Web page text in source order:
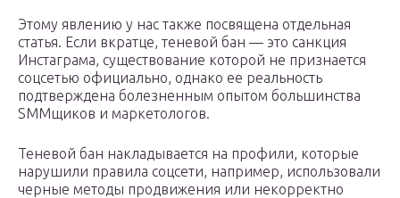
Этому явлению у нас также посвящена отдельная
статья. Если вкратце, теневой бан — это санкция
Инстаграма, существование которой не признается
соцсетью официально, однако ее реальность
подтверждена болезненным опытом большинства
SMMщиков и маркетологов.
Теневой бан накладывается на профили, которые
нарушили правила соцсети, например, использовали
черные методы продвижения или некорректно